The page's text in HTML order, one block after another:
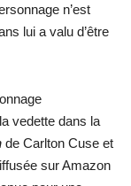
n’est
lui a valu d’être
vedette dans la
de Carlton Cuse et
sur Amazon